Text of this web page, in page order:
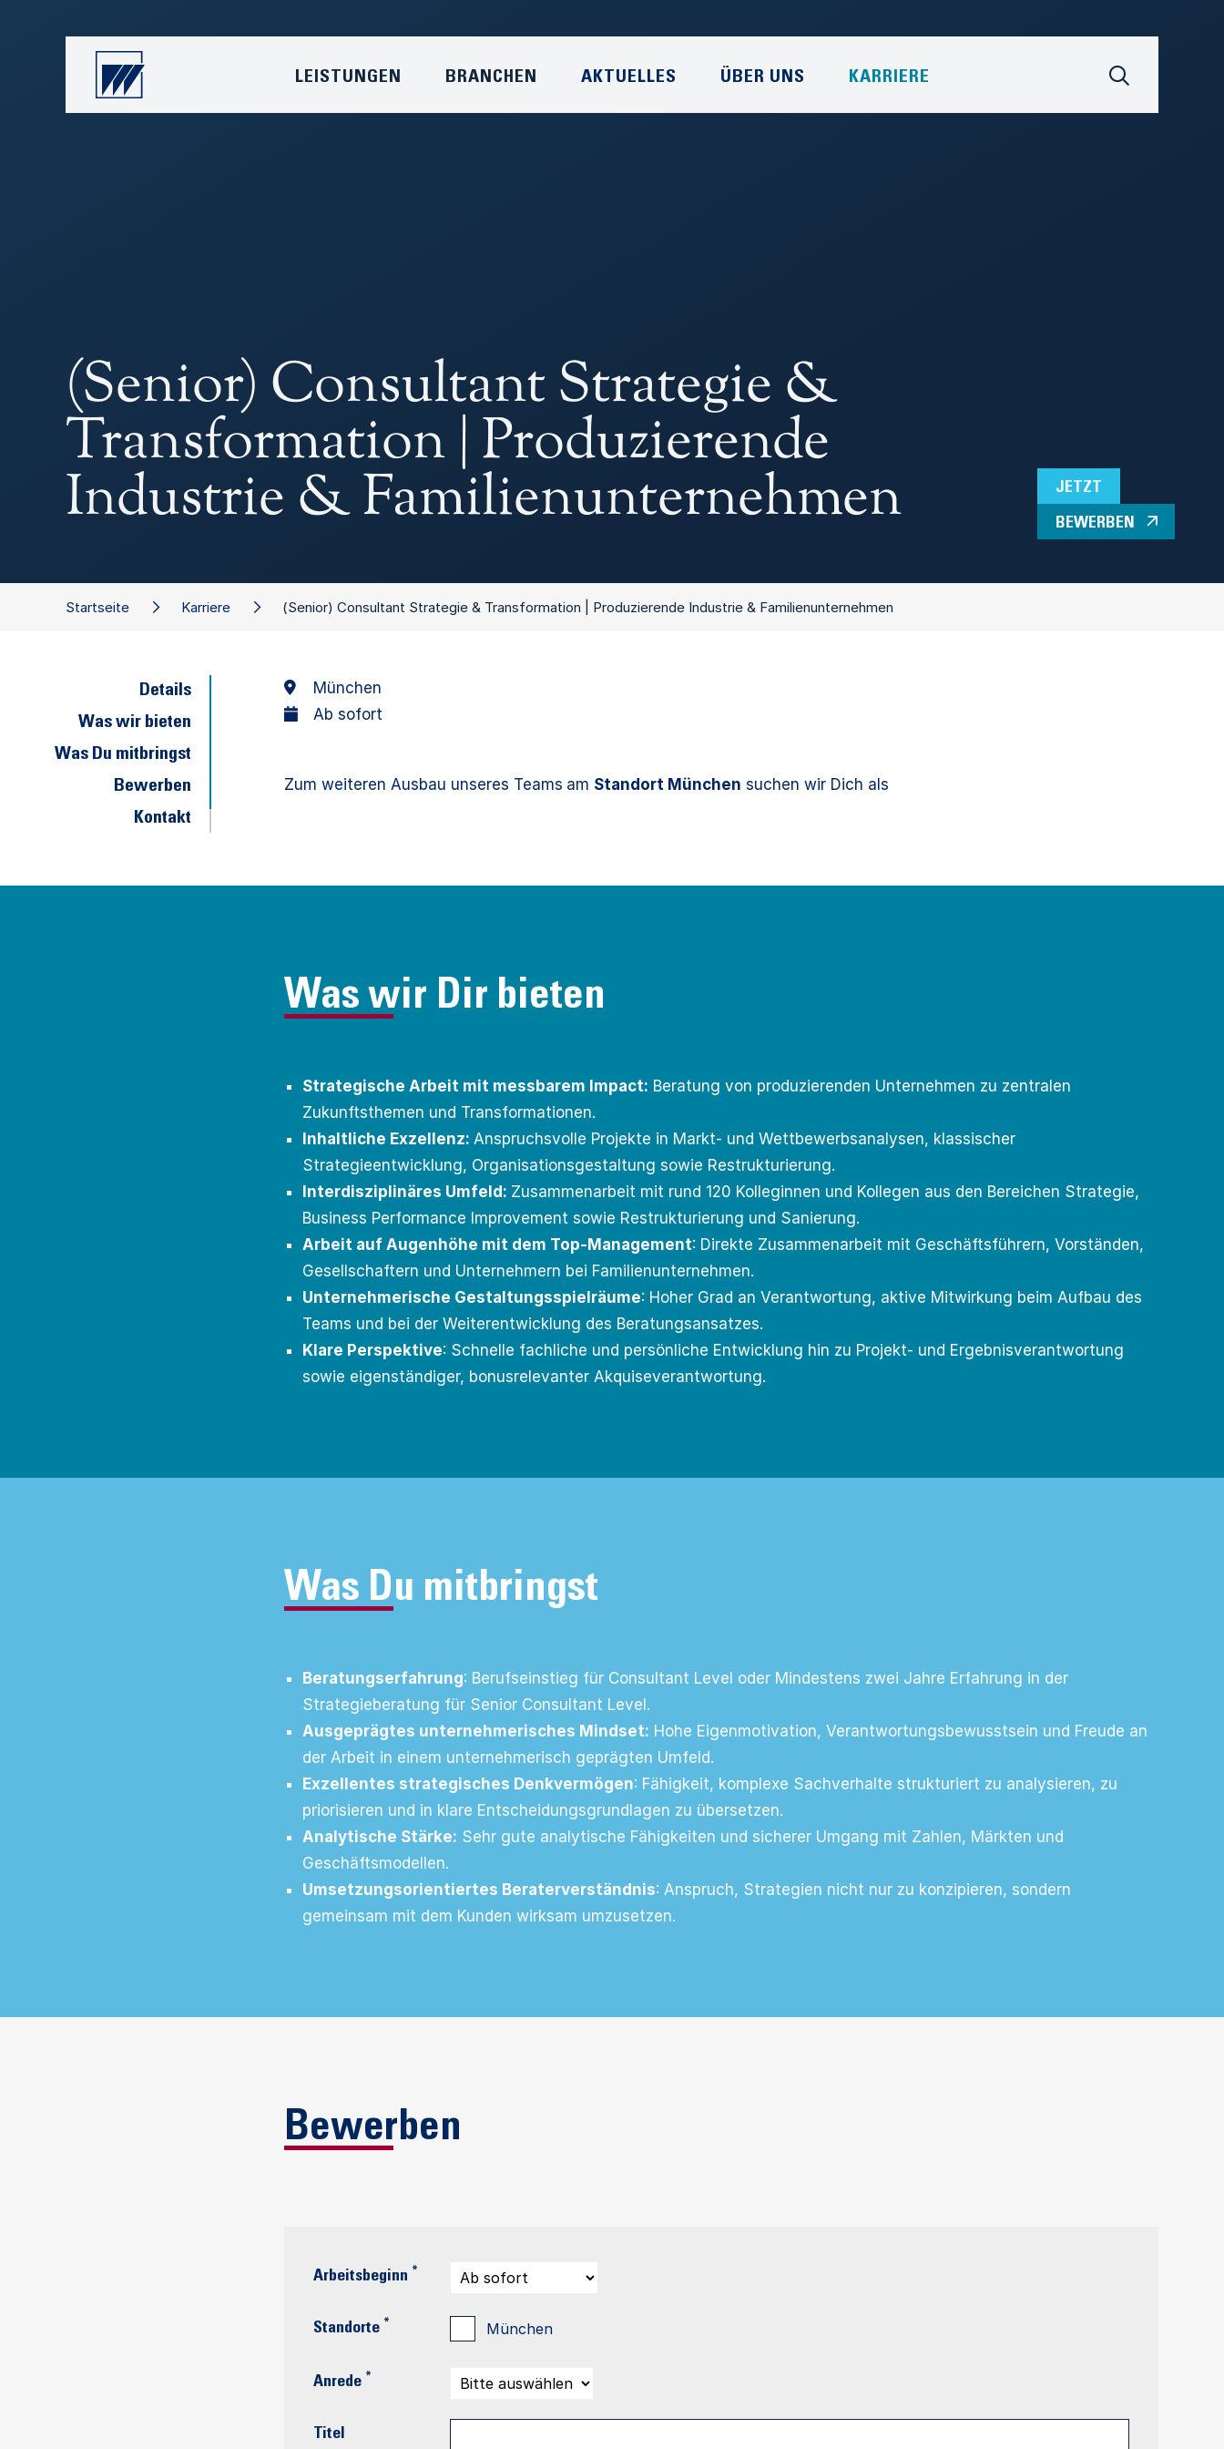
München
Ab sofort
Zum weiteren Ausbau unseres Teams am Standort München suchen wir Dich als
Startseite Karriere (Senior) Consultant Strategie & Transformation | Produzierende Industrie & Familienunternehmen
(Senior) Consultant Strategie &
Transformation | Produzierende
Industrie & Familienunternehmen JETZT
BEWERBEN
LEISTUNGEN BRANCHEN AKTUELLES ÜBER UNS KARRIERE
Was wir Dir bieten
Strategische Arbeit mit messbarem Impact: Beratung von produzierenden Unternehmen zu zentralen
Zukunftsthemen und Transformationen.
Inhaltliche Exzellenz: Anspruchsvolle Projekte in Markt- und Wettbewerbsanalysen, klassischer
Strategieentwicklung, Organisationsgestaltung sowie Restrukturierung.
Interdisziplinäres Umfeld: Zusammenarbeit mit rund 120 Kolleginnen und Kollegen aus den Bereichen Strategie,
Business Performance Improvement sowie Restrukturierung und Sanierung.
Arbeit auf Augenhöhe mit dem Top-Management: Direkte Zusammenarbeit mit Geschäftsführern, Vorständen,
Gesellschaftern und Unternehmern bei Familienunternehmen.
Unternehmerische Gestaltungsspielräume: Hoher Grad an Verantwortung, aktive Mitwirkung beim Aufbau des
Teams und bei der Weiterentwicklung des Beratungsansatzes.
Klare Perspektive: Schnelle fachliche und persönliche Entwicklung hin zu Projekt- und Ergebnisverantwortung
sowie eigenständiger, bonusrelevanter Akquiseverantwortung.
Was Du mitbringst
Beratungserfahrung: Berufseinstieg für Consultant Level oder Mindestens zwei Jahre Erfahrung in der
Strategieberatung für Senior Consultant Level.
Ausgeprägtes unternehmerisches Mindset: Hohe Eigenmotivation, Verantwortungsbewusstsein und Freude an
der Arbeit in einem unternehmerisch geprägten Umfeld.
Exzellentes strategisches Denkvermögen: Fähigkeit, komplexe Sachverhalte strukturiert zu analysieren, zu
priorisieren und in klare Entscheidungsgrundlagen zu übersetzen.
Analytische Stärke: Sehr gute analytische Fähigkeiten und sicherer Umgang mit Zahlen, Märkten und
Geschäftsmodellen.
Umsetzungsorientiertes Beraterverständnis: Anspruch, Strategien nicht nur zu konzipieren, sondern
gemeinsam mit dem Kunden wirksam umzusetzen.
Bewerben
Arbeitsbeginn *
Standorte * München
Anrede *
Titel
Details
Was wir bieten
Was Du mitbringst
Bewerben
Kontakt